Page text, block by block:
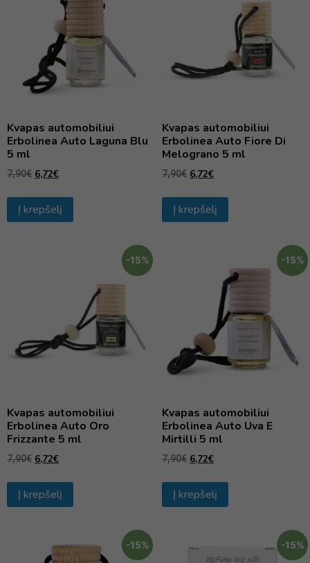
Kvapas automobiliui
Erbolinea Auto Laguna Blu
5 ml
7,90€ 6,72€
Į krepšelį
Kvapas automobiliui
Erbolinea Auto Fiore Di
Melograno 5 ml
7,90€ 6,72€
Į krepšelį
-15%
Kvapas automobiliui
Erbolinea Auto Oro
Frizzante 5 ml
7,90€ 6,72€
Į krepšelį
-15%
Kvapas automobiliui
Erbolinea Auto Uva E
Mirtilli 5 ml
7,90€ 6,72€
Į krepšelį
-15% -15%